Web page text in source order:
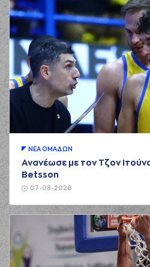
07-08-2026
ΝΕA ΟΜAΔΩΝ
Ανανέωσε με τον Τζον
Betsson